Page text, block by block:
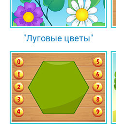
"Луговые цветы"